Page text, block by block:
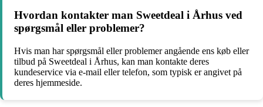
Hvordan kontakter man Sweetdeal i Århus ved
spørgsmål eller problemer?
Hvis man har spørgsmål eller problemer angående ens køb eller
tilbud på Sweetdeal i Århus, kan man kontakte deres
kundeservice via e-mail eller telefon, som typisk er angivet på
deres hjemmeside.